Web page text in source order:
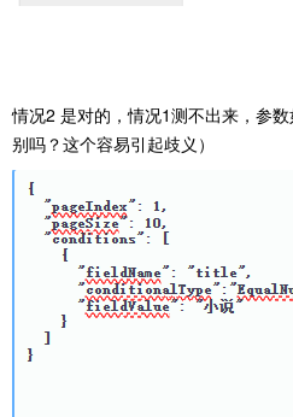
情况2 是对的，情况1测不出来，参
别吗？这个容易引起歧义）